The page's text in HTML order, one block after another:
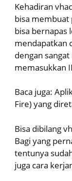
Kehadiran
bisa membuat
bisa bernapas
mendapatkan
dengan
memasukkan
Baca juga:
Fire) yang
Bisa dibilang
Bagi yang
tentunya
juga cara